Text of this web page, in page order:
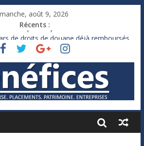
août 9, 2026
Récents :
à l’épreuve par la chaleur
de droits de douane déjà remboursés
recule sur l’impôt
qui ne touche presque rien
vers l’étranger